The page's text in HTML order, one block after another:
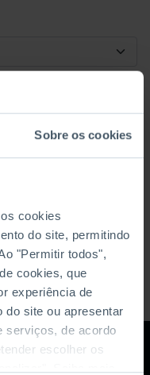
Sobre os cookies
cookies
do site, permitindo
"Permitir todos",
cookies, que
experiência de
do site ou apresentar
serviços, de acordo
escolher os